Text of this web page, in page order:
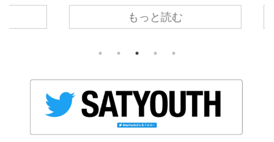
ター
もっと読む
っか